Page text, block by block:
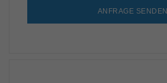
ANFRAGE SENDEN